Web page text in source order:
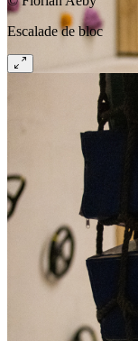
Escalade de bloc